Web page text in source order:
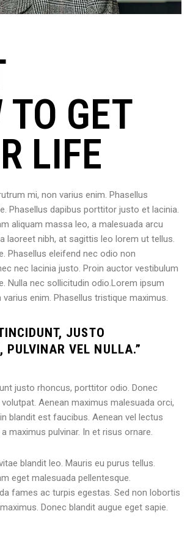
GET
LIFE
mi, non varius enim. Phasellus
Phasellus dapibus porttitor justo et lacinia.
aliquam massa leo, a malesuada arcu
laoreet nibh, at sagittis leo lorem ut tellus.
Phasellus eleifend nec odio non
nec lacinia justo. Proin auctor vestibulum
Nulla nec sollicitudin odio.Lorem ipsum
enim. Phasellus tristique maximus.
JUSTO
PULVINAR VEL NULLA.”
justo rhoncus, porttitor odio. Donec
Aenean maximus malesuada orci,
blandit est faucibus. Aenean vel lectus
maximus pulvinar. In et risus ornare.
blandit leo. Mauris eu purus tellus.
eget malesuada pellentesque.
fames ac turpis egestas. Sed non lobortis
Donec blandit augue eget sapie.